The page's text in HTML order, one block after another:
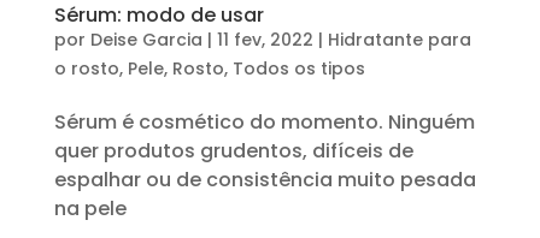
Sérum: modo de usar
por Deise Garcia | 11 fev, 2022 | Hidratante para
o rosto, Pele, Rosto, Todos os tipos
Sérum é cosmético do momento. Ninguém
quer produtos grudentos, difíceis de
espalhar ou de consistência muito pesada
na pele